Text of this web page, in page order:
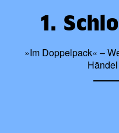
1.
»Im Doppelpack« –